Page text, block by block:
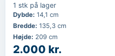
1 stk på lager
Dybde: 14,1 cm
Bredde: 135,3 cm
Højde: 209 cm
2.000 kr.